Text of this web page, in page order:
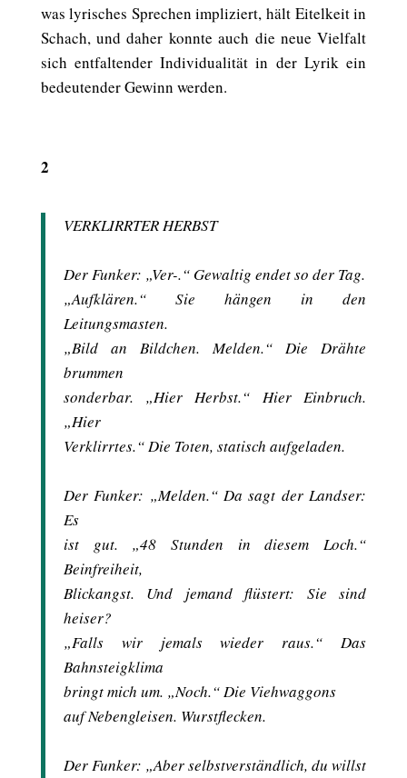
was lyrisches Sprechen impliziert, hält Eitelkeit in
Schach, und daher konnte auch die neue Vielfalt
sich entfaltender Individualität in der Lyrik ein
bedeutender Gewinn werden.
2
VERKLIRRTER HERBST
Der Funker: „Ver-.“ Gewaltig endet so der Tag.
„Aufklären.“ Sie hängen in den
Leitungsmasten.
„Bild an Bildchen. Melden.“ Die Drähte
brummen
sonderbar. „Hier Herbst.“ Hier Einbruch.
„Hier
Verklirrtes.“ Die Toten, statisch aufgeladen.
Der Funker: „Melden.“ Da sagt der Landser:
Es
ist gut. „48 Stunden in diesem Loch.“
Beinfreiheit,
Blickangst. Und jemand flüstert: Sie sind
heiser?
„Falls wir jemals wieder raus.“ Das
Bahnsteigklima
bringt mich um. „Noch.“ Die Viehwaggons
auf Nebengleisen. Wurstflecken.
Der Funker: „Aber selbstverständlich, du willst